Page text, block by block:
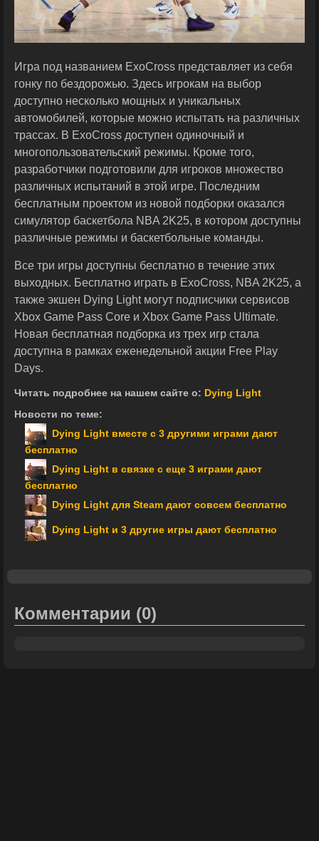
Игра под названием ExoCross представляет из себя
гонку по бездорожью. Здесь игрокам на выбор
доступно несколько мощных и уникальных
автомобилей, которые можно испытать на различных
трассах. В ExoCross доступен одиночный и
многопользовательский режимы. Кроме того,
разработчики подготовили для игроков множество
различных испытаний в этой игре. Последним
бесплатным проектом из новой подборки оказался
симулятор баскетбола NBA 2K25, в котором доступны
различные режимы и баскетбольные команды.
Все три игры доступны бесплатно в течение этих
выходных. Бесплатно играть в ExoCross, NBA 2K25, а
также экшен Dying Light могут подписчики сервисов
Xbox Game Pass Core и Xbox Game Pass Ultimate.
Новая бесплатная подборка из трех игр стала
доступна в рамках еженедельной акции Free Play
Days.
Читать подробнее на нашем сайте о: Dying Light
Новости по теме:
Dying Light вместе с 3 другими играми дают
бесплатно
Dying Light в связке с еще 3 играми дают
бесплатно
Dying Light для Steam дают совсем бесплатно
Dying Light и 3 другие игры дают бесплатно
Комментарии (0)